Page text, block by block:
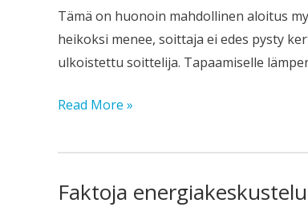
Tämä on huonoin mahdollinen aloitus
heikoksi menee, soittaja ei edes pysty
ulkoistettu soittelija. Tapaamiselle
tapaamisasialla.
Oletteko
kalenterinne
Read More »
Faktoja
Faktoja